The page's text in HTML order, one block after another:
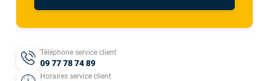
Téléphone service client
09 77 78 74 89
Horaires service client